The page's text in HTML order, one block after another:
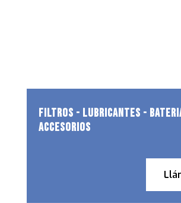
FILTROS - LUBRICANTES -
ACCESORIOS